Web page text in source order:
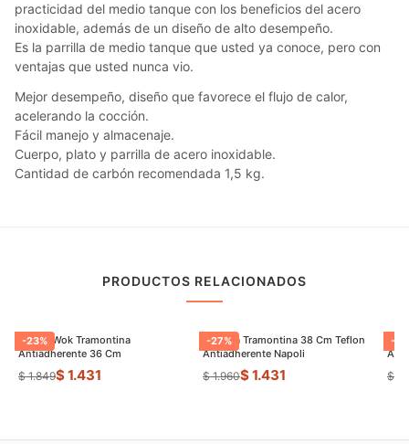
practicidad del medio tanque con los beneficios del acero
inoxidable, además de un diseño de alto desempeño.
Es la parrilla de medio tanque que usted ya conoce, pero con
ventajas que usted nunca vio.
Mejor desempeño, diseño que favorece el flujo de calor,
acelerando la cocción.
Fácil manejo y almacenaje.
Cuerpo, plato y parrilla de acero inoxidable.
Cantidad de carbón recomendada 1,5 kg.
PRODUCTOS RELACIONADOS
-23%
Sarten Wok Tramontina
Antiadherente 36 Cm
$ 1.849$ 1.431
-27%
Paellera Tramontina 38 Cm Teflon
Antiadherente Napoli
$ 1.960$ 1.431
-
$